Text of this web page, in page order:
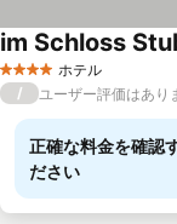
4 ホテルのランク
ホテル
im Schloss
/ ユーザー評価はあり
正確な料金を確認
ださい